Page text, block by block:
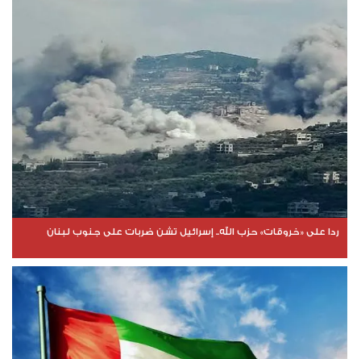
ردا على «خروقات» حزب الله.. إسرائيل تشن ضربات على جنوب لبنان